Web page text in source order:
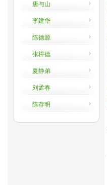
唐与山
李建华
陈德源
张樟德
夏静弟
刘孟春
陈存明